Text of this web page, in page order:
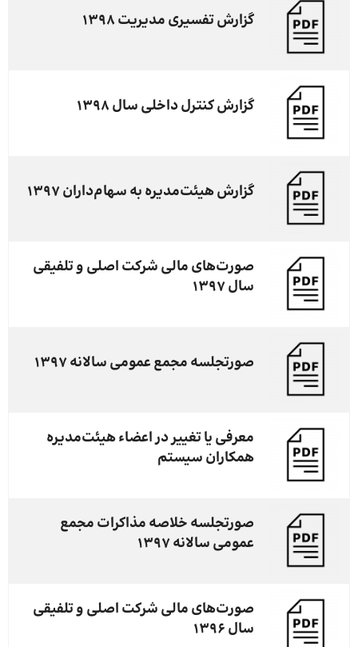
گزارش تفسیری مدیریت 1398
گزارش کنترل داخلی سال 1398
گزارش هیئت‌مدیره به سهام‌داران 1397
صورت‌های مالی شرکت اصلی و تلفیقی
سال 1397
صورتجلسه مجمع عمومی سالانه 1397
معرفی یا تغییر در اعضاء هیئت‌مدیره
همکاران سیستم
صورتجلسه خلاصه مذاکرات مجمع
عمومی سالانه 1397
صورت‌های مالی شرکت اصلی و تلفیقی
سال ۱۳۹۶